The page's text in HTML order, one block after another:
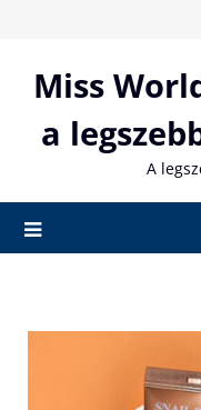
contentMiss
a
A